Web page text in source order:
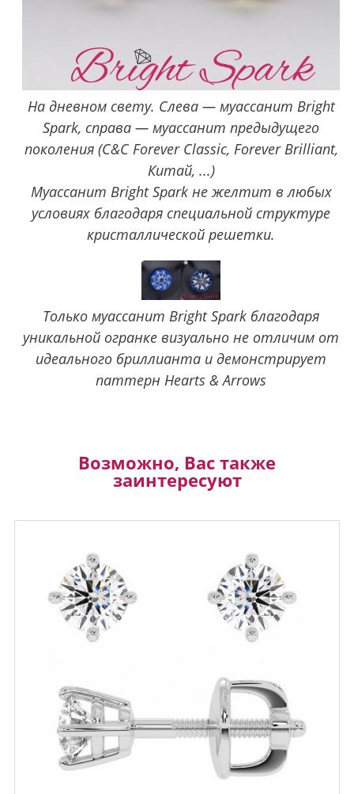
На дневном свету. Слева — муассанит Bright
Spark, справа — муассанит предыдущего
поколения (C&C Forever Classic, Forever Brilliant,
Китай, ...)
Муассанит Bright Spark не желтит в любых
условиях благодаря специальной структуре
кристаллической решетки.
Только муассанит Bright Spark благодаря
уникальной огранке визуально не отличим от
идеального бриллианта и демонстрирует
паттерн Hearts & Arrows
Возможно, Вас также
заинтересуют